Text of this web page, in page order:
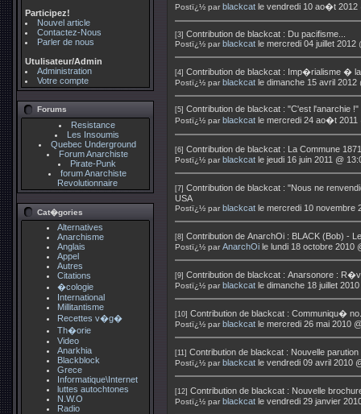
Participez!
Nouvel article
Contactez-Nous
Parler de nous
Utulisateur/Admin
Administration
Votre compte
Forums
Resistance
Les Insoumis
Quebec Underground
Forum Anarchiste
Pirate-Punk
forum Anarchiste
Revolutionnaire
Cat�gories
Alternatives
Anarchisme
Anglais
Appel
Autres
Citations
�cologie
International
Millitantisme
Recettes v�g�
Th�orie
Video
Anarkhia
Blackblock
Grece
Informatique\Internet
luttes autochtones
N.W.O
Radio
Postï¿½ par blackcat le vendredi 10 ao�t 2012
[3] Contribution de blackcat : Du pacifisme...
Postï¿½ par blackcat le mercredi 04 juillet 2012
[4] Contribution de blackcat : Imp�rialisme �
Postï¿½ par blackcat le dimanche 15 avril 2012
[5] Contribution de blackcat : "C'est l'anarchie !"
Postï¿½ par blackcat le mercredi 24 ao�t 2011
[6] Contribution de blackcat : La Commune
Postï¿½ par blackcat le jeudi 16 juin 2011 @
[7] Contribution de blackcat : "Nous ne
USA
Postï¿½ par blackcat le mercredi 10 novembre
[8] Contribution de AnarchOi : BLACK (Bob) -
Postï¿½ par AnarchOi le lundi 18 octobre 2010
[9] Contribution de blackcat : Anarsonore :
Postï¿½ par blackcat le dimanche 18 juillet
[10] Contribution de blackcat : Communiqu�
Postï¿½ par blackcat le mercredi 26 mai 2010
[11] Contribution de blackcat : Nouvelle
Postï¿½ par blackcat le vendredi 09 avril 2010
[12] Contribution de blackcat : Nouvelle
Postï¿½ par blackcat le vendredi 29 janvier